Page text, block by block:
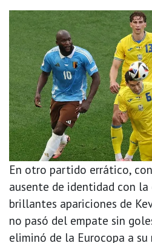
En otro partido errático,
ausente de identidad con la
brillantes apariciones de
no pasó del empate sin
eliminó de la Eurocopa a